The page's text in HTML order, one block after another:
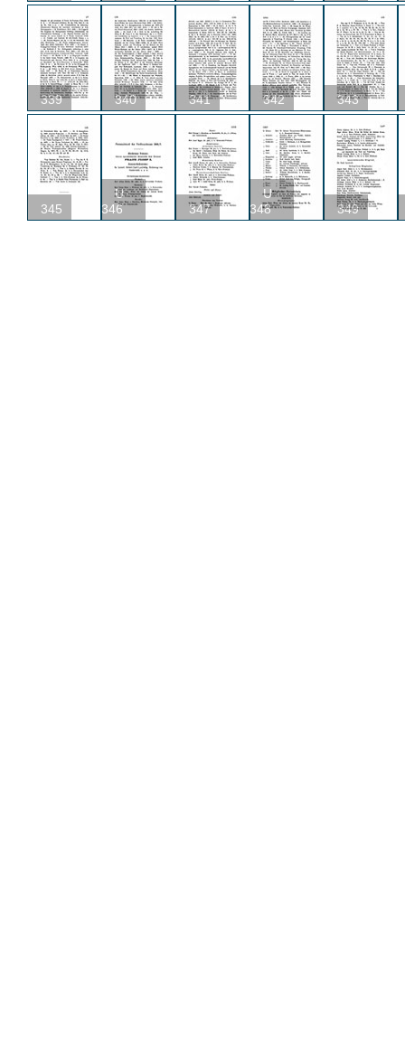
339 340 341 342 343
345
U
346
347
U
348
349